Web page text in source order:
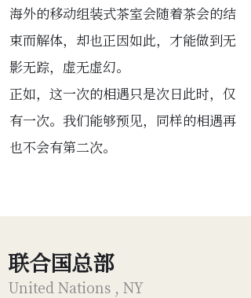
海外的移动组装式茶室会随着茶会的结
束而解体，却也正因如此，才能做到无
影无踪，虚无虚幻。
正如，这一次的相遇只是次日此时，仅
有一次。我们能够预见，同样的相遇再
也不会有第二次。
联合国总部
United Nations , NY